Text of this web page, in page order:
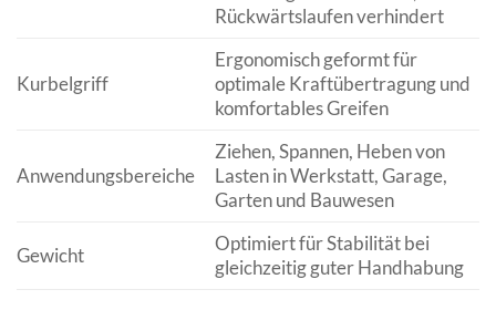
Rückwärtslaufen verhindert
Kurbelgriff
Ergonomisch geformt für
optimale Kraftübertragung und
komfortables Greifen
Anwendungsbereiche
Ziehen, Spannen, Heben von
Lasten in Werkstatt, Garage,
Garten und Bauwesen
Gewicht
Optimiert für Stabilität bei
gleichzeitig guter Handhabung